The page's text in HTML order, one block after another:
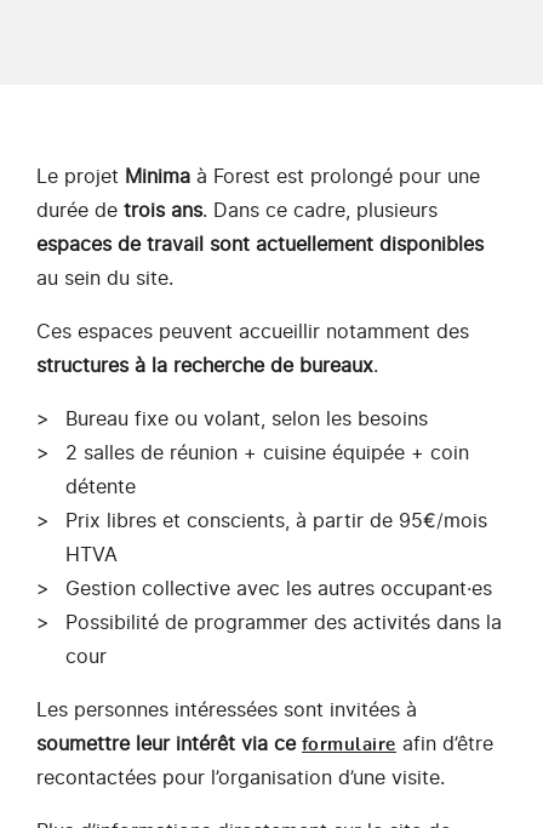
Le projet Minima à Forest est prolongé pour une
durée de trois ans. Dans ce cadre, plusieurs
espaces de travail sont actuellement disponibles
au sein du site.
Ces espaces peuvent accueillir notamment des
structures à la recherche de bureaux.
Bureau fixe ou volant, selon les besoins
2 salles de réunion + cuisine équipée + coin
détente
Prix libres et conscients, à partir de 95€/mois
HTVA
Gestion collective avec les autres occupant·es
Possibilité de programmer des activités dans la
cour
Les personnes intéressées sont invitées à
soumettre leur intérêt via ce formulaire afin d’être
recontactées pour l’organisation d’une visite.